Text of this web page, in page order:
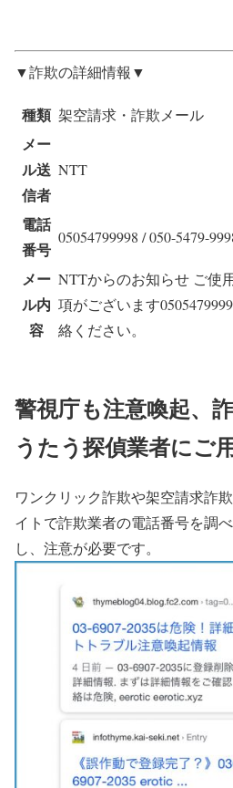
▼詐欺の詳細情報▼
種類 架空請求・詐欺メール
メー
ル送
信者
NTT
電話
番号
05054799998 / 050-5479-
メー
ル内
容
NTTからのお知らせ ご使
項がございます
絡ください。
警視庁も注意喚起、
うたう探偵業者にご
ワンクリック詐欺や架空請求詐
イトで詐欺業者の電話番号を調
し、注意が必要です。